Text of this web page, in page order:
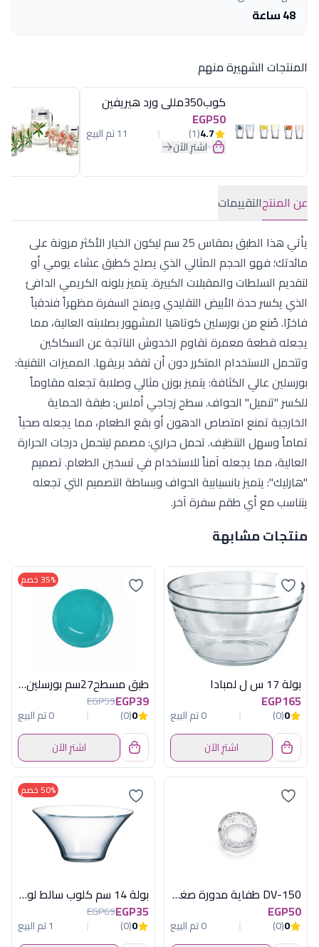
48 ساعة
المنتجات الشهيرة منهم
كوب350مللى ورد هيريفين
EGP50
4.7
(1) 11 تم البيع
اشترِ الآن
عن المنتجالتقييمات
يأتي هذا الطبق بمقاس 25 سم ليكون الخيار الأكثر مرونة على
مائدتك؛ فهو الحجم المثالي الذي يصلح كطبق عشاء يومي أو
لتقديم السلطات والمقبلات الكبيرة. يتميز بلونه الكريمي الدافئ
الذي يكسر حدة الأبيض التقليدي ويمنح السفرة مظهراً فندقياً
فاخرًا. صُنع من بورسلين كوتاهيا المشهور بصلابته العالية، مما
يجعله قطعة معمرة تقاوم الخدوش الناتجة عن السكاكين
وتتحمل الاستخدام المتكرر دون أن تفقد بريقها. المميزات التقنية:
بورسلين عالي الكثافة: يتميز بوزن مثالي وصلابة تجعله مقاوماً
للكسر "تنميل" الحواف. سطح زجاجي أملس: طبقة الحماية
الخارجية تمنع امتصاص الدهون أو بقع الطعام، مما يجعله صحياً
تماماً وسهل التنظيف. تحمل حراري: مصمم ليتحمل درجات الحرارة
العالية، مما يجعله آمناً للاستخدام في تسخين الطعام. تصميم
"هارليك": يتميز بانسيابية الحواف وبساطة التصميم التي تجعله
يتناسب مع أي طقم سفرة آخر.
منتجات مشابهة
بولة 17 س ل لمبادا
EGP165
0
(0)
0 تم البيع
اشترِ الآن
35% خصم
طبق مسطح27سم بورسلين هارليك تركوازكوتاهي
EGP39
EGP59
0
(0)
0 تم البيع
اشترِ الآن
DV-150 طفاية مدورة صغيرة ديفا
EGP50
0
(0)
0 تم البيع
50% خصم
بولة 14 سم كلوب سالط لومينارك فرنساوى
EGP35
EGP69
0
(0)
1 تم البيع